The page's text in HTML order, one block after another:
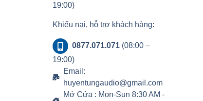
19:00)
Khiếu nại, hỗ trợ khách hàng:
0877.071.071(08:00 –
19:00)
Email:
huyentungaudio@gmail.com
Mở Cửa : Mon-Sun 8:30 AM -